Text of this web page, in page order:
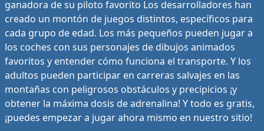
ganadora de su piloto favorito Los desarrolladores han
creado un montón de juegos distintos, específicos para
cada grupo de edad. Los más pequeños pueden jugar a
los coches con sus personajes de dibujos animados
favoritos y entender cómo funciona el transporte. Y los
adultos pueden participar en carreras salvajes en las
montañas con peligrosos obstáculos y precipicios ¡y
obtener la máxima dosis de adrenalina! Y todo es gratis,
¡puedes empezar a jugar ahora mismo en nuestro sitio!